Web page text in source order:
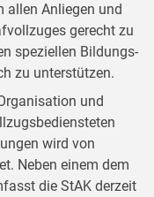
Anliegen und
gerecht zu
speziellen Bildungs-
zu unterstützen.
und
wird von
Neben einem dem
die StAK derzeit